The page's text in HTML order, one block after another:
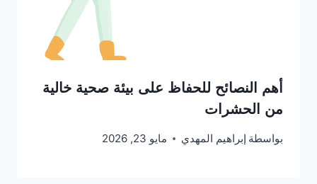
أهم النصائح للحفاظ على بيئة صحية خالية
من الحشرات
بواسطة إبراهيم المهدي مايو 23, 2026